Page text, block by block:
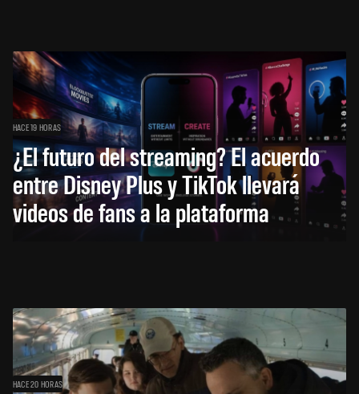
HACE 19 HORAS
¿El futuro del streaming? El acuerdo
entre Disney Plus y TikTok llevará
videos de fans a la plataforma
HACE 20 HORAS